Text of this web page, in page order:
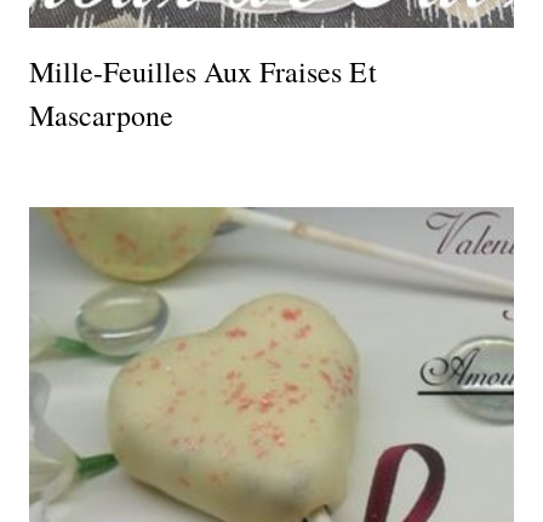
Mille-Feuilles Aux Fraises Et
Mascarpone